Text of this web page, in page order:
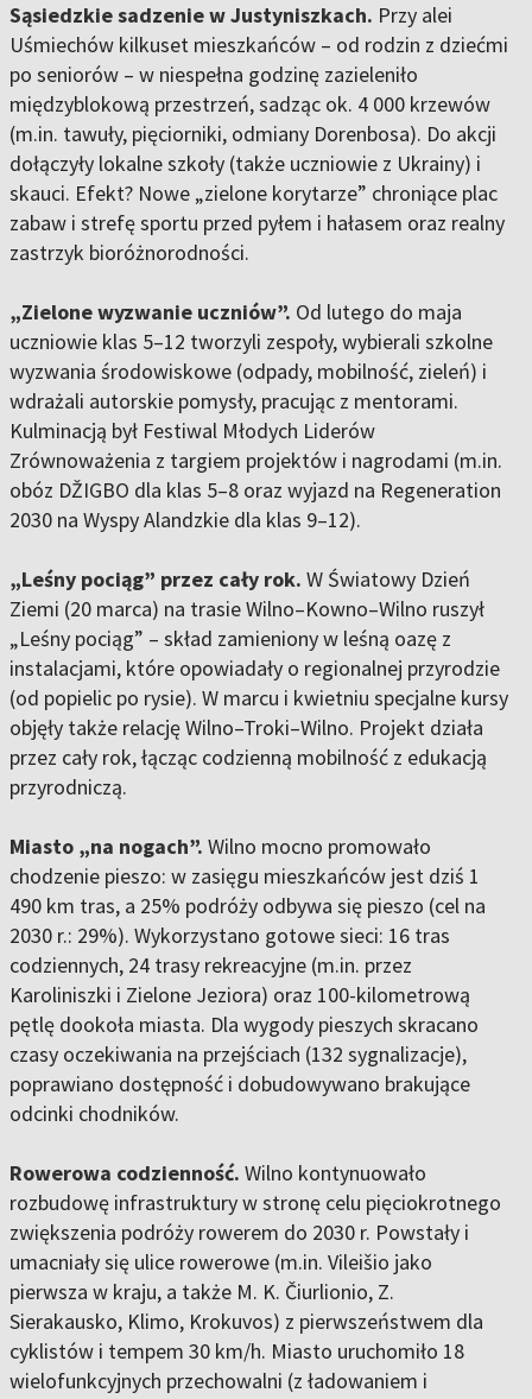
Sąsiedzkie sadzenie w Justyniszkach. Przy alei
Uśmiechów kilkuset mieszkańców – od rodzin z dziećmi
po seniorów – w niespełna godzinę zazieleniło
międzyblokową przestrzeń, sadząc ok. 4 000 krzewów
(m.in. tawuły, pięciorniki, odmiany Dorenbosa). Do akcji
dołączyły lokalne szkoły (także uczniowie z Ukrainy) i
skauci. Efekt? Nowe „zielone korytarze” chroniące plac
zabaw i strefę sportu przed pyłem i hałasem oraz realny
zastrzyk bioróżnorodności.
„Zielone wyzwanie uczniów”. Od lutego do maja
uczniowie klas 5–12 tworzyli zespoły, wybierali szkolne
wyzwania środowiskowe (odpady, mobilność, zieleń) i
wdrażali autorskie pomysły, pracując z mentorami.
Kulminacją był Festiwal Młodych Liderów
Zrównoważenia z targiem projektów i nagrodami (m.in.
obóz DŽIGBO dla klas 5–8 oraz wyjazd na Regeneration
2030 na Wyspy Alandzkie dla klas 9–12).
„Leśny pociąg” przez cały rok. W Światowy Dzień
Ziemi (20 marca) na trasie Wilno–Kowno–Wilno ruszył
„Leśny pociąg” – skład zamieniony w leśną oazę z
instalacjami, które opowiadały o regionalnej przyrodzie
(od popielic po rysie). W marcu i kwietniu specjalne kursy
objęły także relację Wilno–Troki–Wilno. Projekt działa
przez cały rok, łącząc codzienną mobilność z edukacją
przyrodniczą.
Miasto „na nogach”. Wilno mocno promowało
chodzenie pieszo: w zasięgu mieszkańców jest dziś 1
490 km tras, a 25% podróży odbywa się pieszo (cel na
2030 r.: 29%). Wykorzystano gotowe sieci: 16 tras
codziennych, 24 trasy rekreacyjne (m.in. przez
Karoliniszki i Zielone Jeziora) oraz 100-kilometrową
pętlę dookoła miasta. Dla wygody pieszych skracano
czasy oczekiwania na przejściach (132 sygnalizacje),
poprawiano dostępność i dobudowywano brakujące
odcinki chodników.
Rowerowa codzienność. Wilno kontynuowało
rozbudowę infrastruktury w stronę celu pięciokrotnego
zwiększenia podróży rowerem do 2030 r. Powstały i
umacniały się ulice rowerowe (m.in. Vileišio jako
pierwsza w kraju, a także M. K. Čiurlionio, Z.
Sierakausko, Klimo, Krokuvos) z pierwszeństwem dla
cyklistów i tempem 30 km/h. Miasto uruchomiło 18
wielofunkcyjnych przechowalni (z ładowaniem i